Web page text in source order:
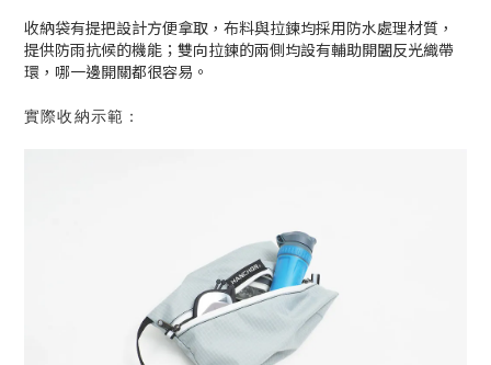
收納袋有提把設計方便拿取，布料與拉鍊均採用防水處理材質，
提供防雨抗候的機能；雙向拉鍊的兩側均設有輔助開闔反光織帶
環，哪一邊開關都很容易。
實際收納示範：